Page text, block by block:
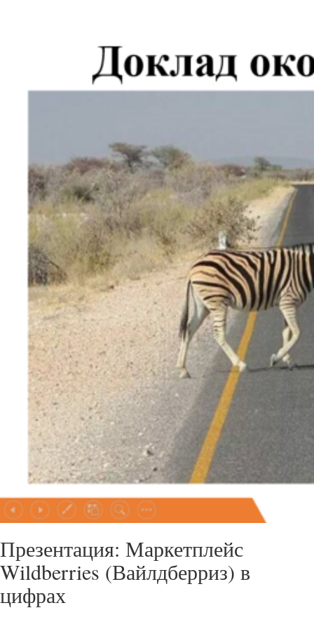
Презентация: Маркетплейс
Wildberries (Вайлдберриз) в
цифрах